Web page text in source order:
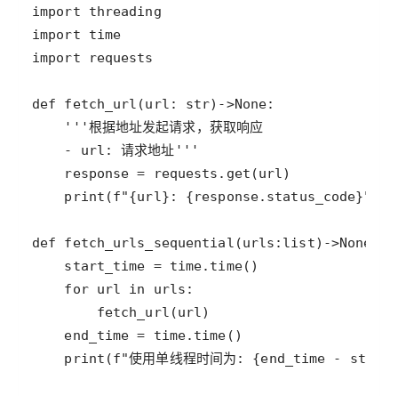
import
threading
import
time
import
requests
def fetch_url (url : str) ->None
'''根据地址发起请求，获取响应
    - url: 请求地址'''
response = requests . get (url
print (f"{url} : {response. status_code}"
def fetch_urls_sequential (urls : list) ->None
start_time = time. time
for url in urls
fetch_url (url
end_time = time. time
print (f"使用单线程时间为: {end_time -